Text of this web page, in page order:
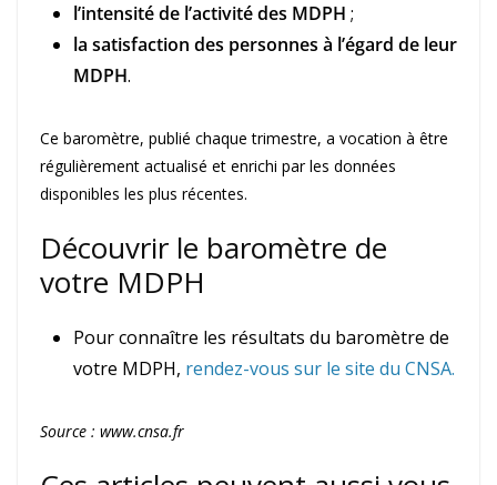
l’intensité de l’activité des MDPH ;
la satisfaction des personnes à l’égard de leur
MDPH.
Ce baromètre, publié chaque trimestre, a vocation à être
régulièrement actualisé et enrichi par les données
disponibles les plus récentes.
Découvrir le baromètre de
votre MDPH
Pour connaître les résultats du baromètre de
votre MDPH, rendez-vous sur le site du CNSA.
Source : www.cnsa.fr